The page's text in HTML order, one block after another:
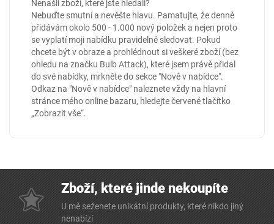
Nenašli zboží, které jste hledali?
Nebuďte smutní a nevěšte hlavu. Pamatujte, že denně
přidávám okolo 500 - 1.000 nový položek a nejen proto
se vyplatí moji nabídku pravidelně sledovat. Pokud
chcete být v obraze a prohlédnout si veškeré zboží (bez
ohledu na značku Bulb Attack), které jsem právě přidal
do své nabídky, mrkněte do sekce "Nově v nabídce".
Odkaz na "Nově v nabídce" naleznete vždy na hlavní
stránce mého online bazaru, hledejte červené tlačítko
„Zobrazit vše“.
Zboží, které jinde nekoupíte
U mě seženete unikátní produkty, které nikdo jiný
nenabízí